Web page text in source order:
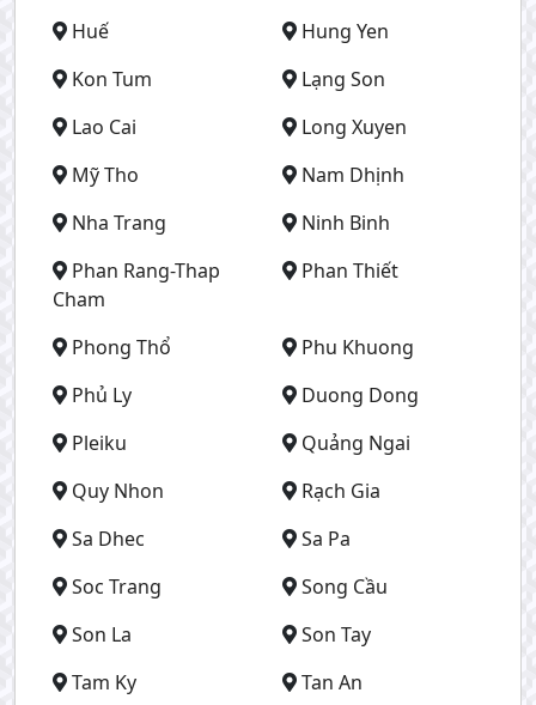
Huế
Hung Yen
Kon Tum
Lạng Son
Lao Cai
Long Xuyen
Mỹ Tho
Nam Dhịnh
Nha Trang
Ninh Binh
Phan Rang-Thap
Cham
Phan Thiết
Phong Thổ
Phu Khuong
Phủ Ly
Duong Dong
Pleiku
Quảng Ngai
Quy Nhon
Rạch Gia
Sa Dhec
Sa Pa
Soc Trang
Song Cầu
Son La
Son Tay
Tam Ky
Tan An